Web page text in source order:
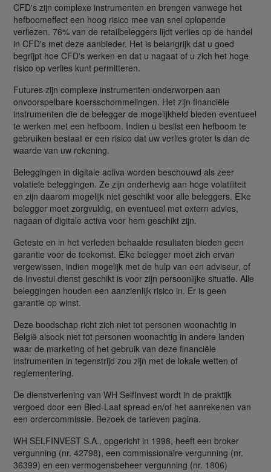
CFD's zijn complexe instrumenten en brengen vanwege het
hefboomeffect een hoog risico mee van snel oplopende
verliezen. 76% van de retailbeleggers lijdt verlies op de handel
in CFD's met deze aanbieder. Het is belangrijk dat u goed
begrijpt hoe CFD's werken en dat u nagaat of u zich het hoge
risico op verlies kunt permitteren.
Futures zijn complexe instrumenten onderworpen aan
onvoorspelbare koersschommelingen. Het zijn financiële
instrumenten die de belegger de mogelijkheid bieden eventueel
te werken met een hefboom. Indien u beslist een hefboom te
gebruiken bestaat er een risico dat uw verlies groter is dan de
waarde van uw rekening.
Beleggingen in digitale activa worden beschouwd als zeer
volatiele beleggingen. Ze zijn onderhevig aan hoge volatiliteit
en zijn daarom mogelijk niet geschikt voor alle beleggers. Elke
belegger moet zorgvuldig, en eventueel met extern advies,
nagaan of digitale activa voor hem geschikt zijn.
Geteste en in het verleden behaalde resultaten bieden geen
garantie voor de toekomst. Elke belegger moet zich ervan
vergewissen, indien mogelijk met de hulp van een adviseur, of
de Investui dienst geschikt is voor zijn persoonlijke situatie. Alle
beleggingen houden een aanzienlijk risico in. Er is geen
garantie op winst.
Deze boodschap richt zich niet tot personen woonachtig in
België alsook niet tot personen woonachtig in andere landen
waar de marketing of het gebruik van deze financiële
instrumenten in tegenstrijd zou zijn met de lokale wetten of
reglementering.
De dienstverlening van WH SelfInvest wordt in de praktijk
vergoed door een Bied-Laat spread en/of het aanrekenen van
een ordercommissie. Bezoek de tarieven pagina.
WH SELFINVEST S.A., opgericht in 1998, heeft een broker
vergunning (nr. 42798), een commissionaire vergunning (nr.
36399) en een vermogensbeheer vergunning (nr. 1806)